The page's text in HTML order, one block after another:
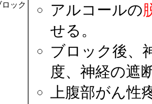
ック アルコールの
せる。
ブロック後、
度、神経の遮
上腹部がん性